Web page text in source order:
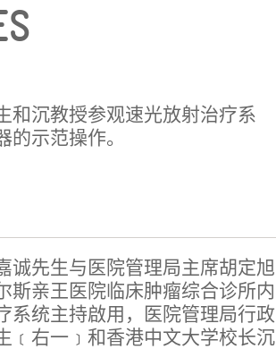
和沉教授参观速光放射治疗系
的示范操作。
诚先生与医院管理局主席胡定旭
斯亲王医院临床肿瘤综合诊所内
系统主持啟用，医院管理局行政
﹝右一﹞和香港中文大学校长沉